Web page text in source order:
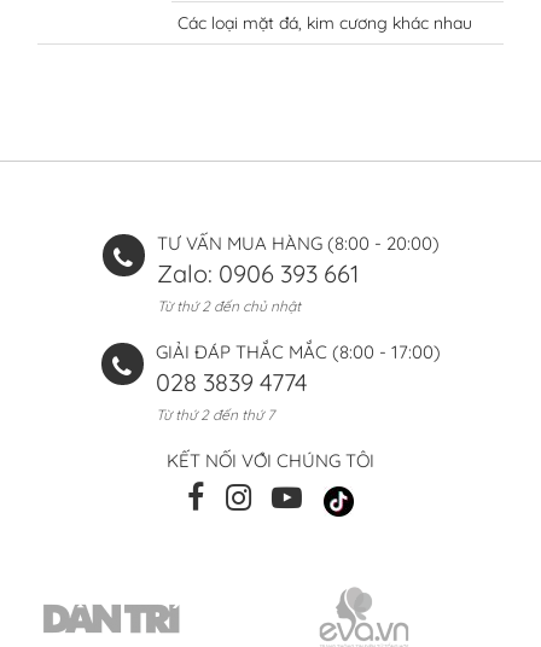
Các loại mặt đá, kim cương khác nhau
TƯ VẤN MUA HÀNG (8:00 - 20:00)
Zalo: 0906 393 661
Từ thứ 2 đến chủ nhật
GIẢI ĐÁP THẮC MẮC (8:00 - 17:00)
028 3839 4774
Từ thứ 2 đến thứ 7
KẾT NỐI VỚI CHÚNG TÔI